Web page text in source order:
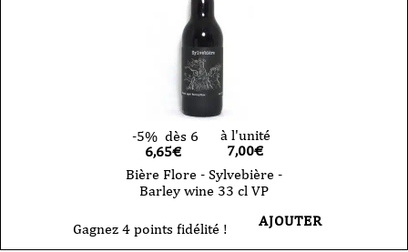
-5% dès 6
6,65€
à l'unité
7,00€
Bière Flore - Sylvebière -
Barley wine 33 cl VP
Gagnez 4 points fidélité ! AJOUTER